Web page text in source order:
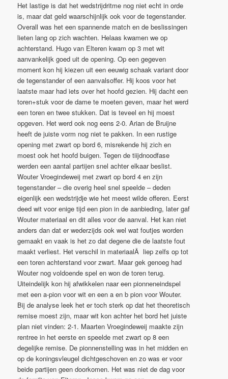
Het lastige is dat het wedstrijdritme nog niet echt in orde
is, maar dat geld waarschijnlijk ook voor de tegenstander.
Overall was het een spannende match en de beslissingen
lieten lang op zich wachten. Helaas kwamen we op
achterstand. Hugo van Elteren kwam op 3 met wit
aanvankelijk goed uit de opening. Op een gegeven
moment kon hij kiezen uit een eeuwig schaak variant door
de tegenstander of een aanvalsoffer. Hij koos voor het
laatste maar had iets over het hoofd gezien. Hij dacht een
toren+stuk voor de dame te moeten geven, maar het werd
een toren en twee stukken. Dat is teveel en hij moest
opgeven. Het werd ook nog eens 2-0. Arian de Bruijne
heeft de juiste vorm nog niet te pakken. In een rustige
opening met zwart op bord 6, misrekende hij zich en
moest ook het hoofd buigen. Tegen de tiijdnoodfase
werden een aantal partijen snel achter elkaar beslist.
Wouter Vroegindeweij met zwart op bord 4 en zijn
tegenstander – die overig heel snel speelde – deden
eigenlijk een wedstrijdje wie het meest wilde offeren. Eerst
deed wit voor enige tijd een pion in de aanbieding, later gaf
Wouter materiaal en dit alles voor de aanval. Het kan niet
anders dan dat er wederzijds ook wel wat foutjes worden
gemaakt en vaak is het zo dat degene die de laatste fout
maakt verliest. Het verschil in materiaalÂ liep zelfs op tot
een toren achterstand voor zwart. Maar gek genoeg had
Wouter nog voldoende spel en won de toren terug.
Uiteindelijk kon hij afwikkelen naar een pionneneindspel
met een a-pion voor wit en een a en b pion voor Wouter.
Bij de analyse leek het er toch sterk op dat het theoretisch
remise moest zijn, maar wit kon achter het bord het juiste
plan niet vinden: 2-1. Maarten Vroegindeweij maakte zijn
rentree in het eerste en speelde met zwart op 8 een
degelijke remise. De pionnenstelling was in het midden en
op de koningsvleugel dichtgeschoven en zo was er voor
beide partijen geen doorkomen. Het was niet de dag voor